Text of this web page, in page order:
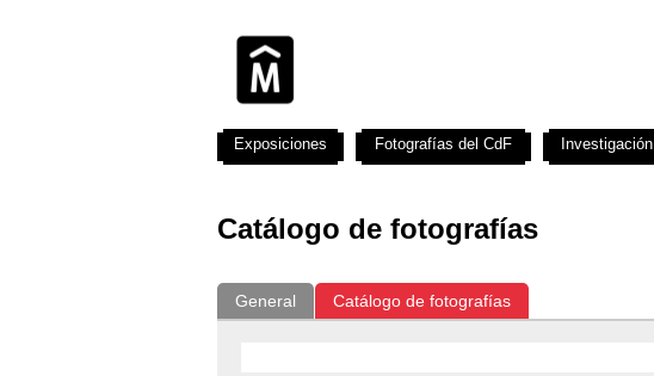
Catálogo de fotografías
General Catálogo de fotografías
Exposiciones Fotografías del CdF Investigación